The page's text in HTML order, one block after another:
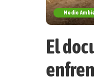
Medio
El